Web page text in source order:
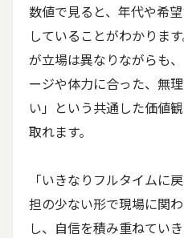
数値で見ると、年代や希
していることがわかりま
が立場は異なりながらも
ージや体力に合った、無
い」という共通した価値
取れます。
「いきなりフルタイムに
担の少ない形で現場に関
し、自信を積み重ねていき